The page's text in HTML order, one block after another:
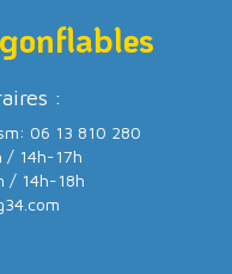
:
06 13 810 280
/ 14h-17h
/ 14h-18h